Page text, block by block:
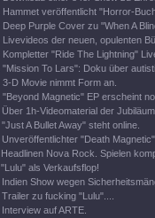
Hammet veröffentlicht "Horror-
Deep Purple Cover zu "When A
Livevideos der neuen, opulenten
Kompletter "Ride The Lightning"
"Mission To Lars": Doku über
3-D Movie nimmt Form an.
"Beyond Magnetic" EP erscheint
Über 1h-Videomaterial der
"Just A Bullet Away" steht online.
Unveröffentlichter "Death
Headlinen Nova Rock. Spielen
"Lulu" als Verkaufsflop!
Indien Show wegen
Trailer zu fucking "Lulu"....
Interview auf ARTE.